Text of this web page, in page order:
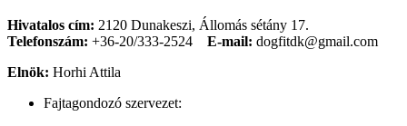
Hivatalos cím: 2120 Dunakeszi, Állomás sétány 17.
Telefonszám: +36-20/333-2524 E-mail: dogfitdk@gmail.com
Elnök: Horhi Attila
Fajtagondozó szervezet: